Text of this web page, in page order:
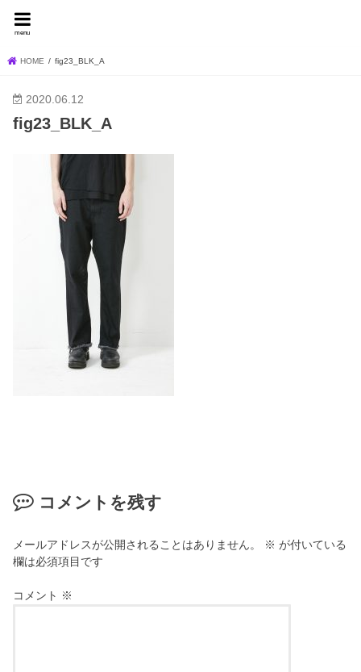
menu
HOME fig23_BLK_A
2020.06.12
fig23_BLK_A
コメントを残す
メールアドレスが公開されることはありません。 ※ が付いている
欄は必須項目です
コメント ※